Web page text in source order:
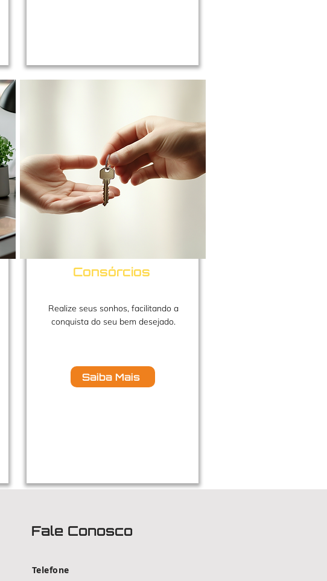
Consórcios
Realize seus sonhos, facilitando a
conquista do seu bem desejado.
Saiba Mais
Fale Conosco
Telefone